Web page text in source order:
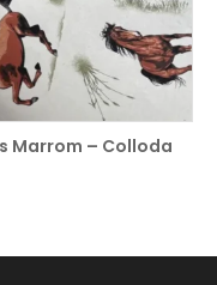
Marrom – Colloda